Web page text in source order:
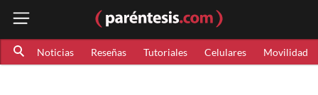
Noticias Reseñas Tutoriales Celulares Movilidad